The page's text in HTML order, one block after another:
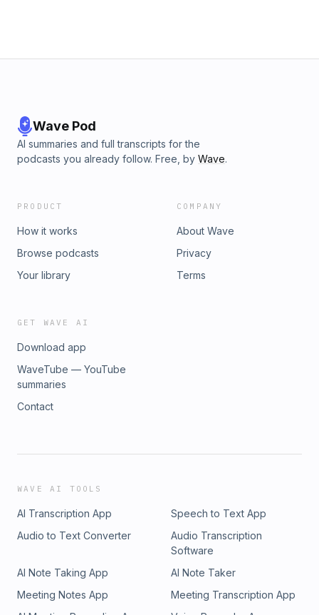
Wave Pod
AI summaries and full transcripts for the
podcasts you already follow. Free, by Wave.
PRODUCT
How it works
Browse podcasts
Your library
COMPANY
About Wave
Privacy
Terms
GET WAVE AI
Download app
WaveTube — YouTube
summaries
Contact
WAVE AI TOOLS
AI Transcription App
Speech to Text App
Audio to Text Converter
Audio Transcription
Software
AI Note Taking App
AI Note Taker
Meeting Notes App
Meeting Transcription App